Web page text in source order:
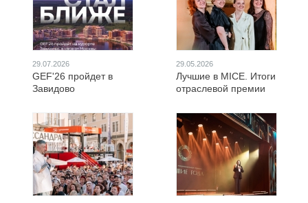
29.07.2026
GEF'26 пройдет в
Завидово
29.05.2026
Лучшие в MICE. Итоги
отраслевой премии